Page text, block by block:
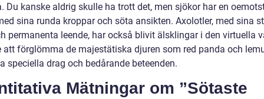
Du kanske aldrig skulle ha trott det, men sjökor har en
sina runda kroppar och söta ansikten. Axolotler, med sina
permanenta leende, har också blivit älsklingar i den virtuella
att förglömma de majestätiska djuren som red panda och
speciella drag och bedårande beteenden.
Mätningar om ”Sötaste